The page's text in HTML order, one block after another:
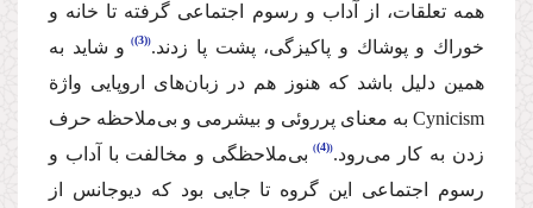
همه تعلقات، از آداب و رسوم اجتماعی گرفته تا خانه و
خوراك و پوشاك و پاكیزگی، پشت پا زدند. (3)
و شاید به
همین دلیل باشد كه هنوز هم در زبان‌های اروپایی واژة
Cynicism به معنای پرروئی و بیشرمی و بی‌ملاحظه حرف
زدن به كار می‌رود. (4)
بی‌ملاحظگی و مخالفت با آداب و
رسوم اجتماعی این گروه تا جایی بود كه دیوجانس از